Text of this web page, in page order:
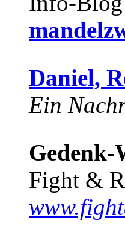
Daniel,
Ein
Gedenk-
Fight &